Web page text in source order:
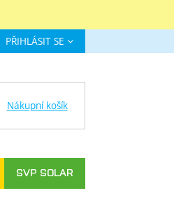
SVP SOLAR
PŘIHLÁSIT SE
Nákupní košík